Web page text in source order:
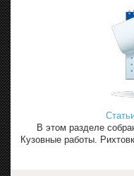
В этом разделе
Кузовные работы.